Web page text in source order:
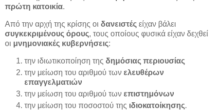
πρώτη κατοικία.
Από την αρχή της κρίσης οι δανειστές είχαν βάλει
συγκεκριμένους όρους, τους οποίους φυσικά είχαν δεχθεί
οι μνημονιακές κυβερνήσεις:
την ιδιωτικοποίηση της δημόσιας περιουσίας
την μείωση του αριθμού των ελευθέρων
επαγγελματιών
την μείωση του αριθμού των επιστημόνων
την μείωση του ποσοστού της ιδιοκατοίκησης.